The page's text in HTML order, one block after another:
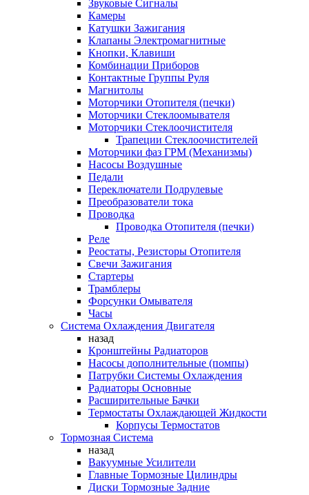
Звуковые Сигналы
Камеры
Катушки Зажигания
Клапаны Электромагнитные
Кнопки, Клавиши
Комбинации Приборов
Контактные Группы Руля
Магнитолы
Моторчики Отопителя (печки)
Моторчики Стеклоомывателя
Моторчики Стеклоочистителя
Трапеции Стеклоочистителей
Моторчики фаз ГРМ (Механизмы)
Насосы Воздушные
Педали
Переключатели Подрулевые
Преобразователи тока
Проводка
Проводка Отопителя (печки)
Реле
Реостаты, Резисторы Отопителя
Свечи Зажигания
Стартеры
Трамблеры
Форсунки Омывателя
Часы
Система Охлаждения Двигателя
назад
Кронштейны Радиаторов
Насосы дополнительные (помпы)
Патрубки Системы Охлаждения
Радиаторы Основные
Расширительные Бачки
Термостаты Охлаждающей Жидкости
Корпусы Термостатов
Тормозная Система
назад
Вакуумные Усилители
Главные Тормозные Цилиндры
Диски Тормозные Задние